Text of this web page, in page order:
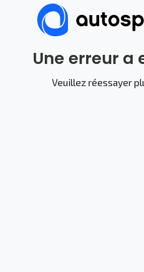
Une erreur a
Veuillez réessayer